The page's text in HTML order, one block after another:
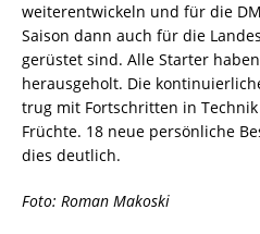
weiterentwickeln und für die
Saison dann auch für die
gerüstet sind. Alle Starter
herausgeholt. Die
trug mit Fortschritten in
Früchte. 18 neue persönliche
dies deutlich.
Foto: Roman Makoski